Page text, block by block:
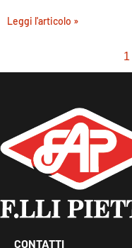
Leggi l'articolo »
1
CONTATTI